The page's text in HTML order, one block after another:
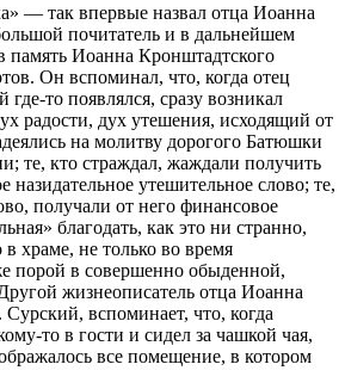
— так впервые назвал отца Иоанна
почитатель и в дальнейшем
память Иоанна Кронштадтского
Он вспоминал, что, когда отец
то появлялся, сразу возникал
радости, дух утешения, исходящий от
на молитву дорогого Батюшки
те, кто страждал, жаждали получить
назидательное утешительное слово; те,
получали от него финансовое
благодать, как это ни странно,
в храме, не только во время
порой в совершенно обыденной,
жизнеописатель отца Иоанна
вспоминает, что, когда
то в гости и сидел за чашкой чая,
все помещение, в котором